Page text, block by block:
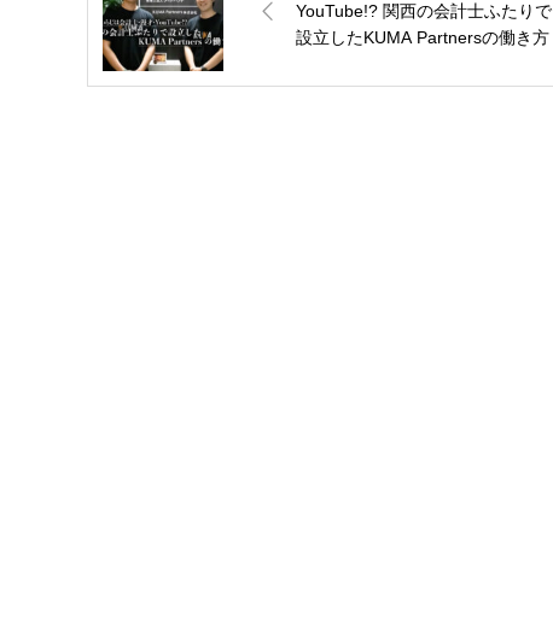
YouTube!? 関西の会計士ふたりで
設立したKUMA Partnersの働き方